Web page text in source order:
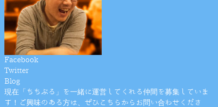
Facebook
Twitter
Blog
現在「ちちぶる」を一緒に運営してくれる仲間を募集していま
す！ご興味のある方は、ぜひこちらからお問い合わせくださ